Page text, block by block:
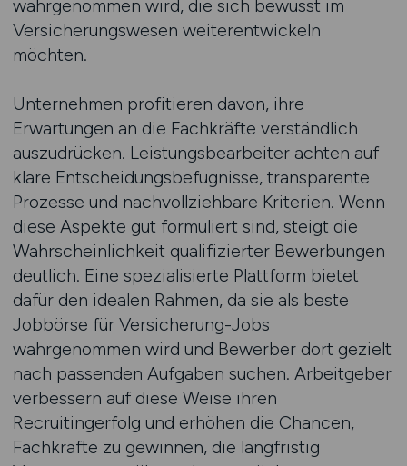
wahrgenommen wird, die sich bewusst im
Versicherungswesen weiterentwickeln
möchten.
Unternehmen profitieren davon, ihre
Erwartungen an die Fachkräfte verständlich
auszudrücken. Leistungsbearbeiter achten auf
klare Entscheidungsbefugnisse, transparente
Prozesse und nachvollziehbare Kriterien. Wenn
diese Aspekte gut formuliert sind, steigt die
Wahrscheinlichkeit qualifizierter Bewerbungen
deutlich. Eine spezialisierte Plattform bietet
dafür den idealen Rahmen, da sie als beste
Jobbörse für Versicherung-Jobs
wahrgenommen wird und Bewerber dort gezielt
nach passenden Aufgaben suchen. Arbeitgeber
verbessern auf diese Weise ihren
Recruitingerfolg und erhöhen die Chancen,
Fachkräfte zu gewinnen, die langfristig